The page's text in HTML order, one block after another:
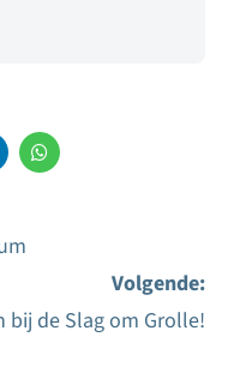
Volgende:
de Slag om Grolle!